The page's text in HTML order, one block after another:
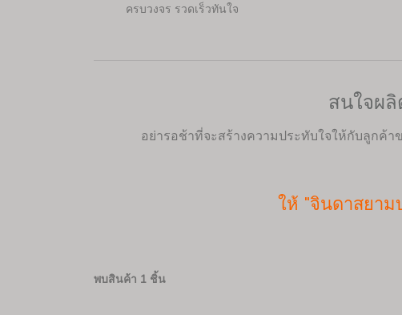
ครบวงจร รวดเร็วทันใจ
สนใจผ
อย่ารอช้าที่จะสร้างความประทับใจให้กับลูกค้
ให้ "จินดาสยา
พบสินค้า 1 ชิ้น